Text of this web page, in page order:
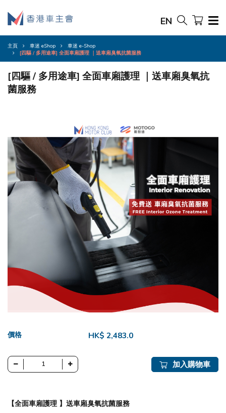
EN
主頁 車迷 eShop
車迷 e-Shop
[四驅 / 多用途車] 全面車廂護理​ ｜送車廂臭氧抗菌服務​
[四驅 / 多用途車] 全面車廂護理​ ｜送車廂臭氧抗
菌服務​
價格 HK$ 2,483.0
加入購物車
【全面車廂護理​ ​】送車廂臭氧抗菌服務​